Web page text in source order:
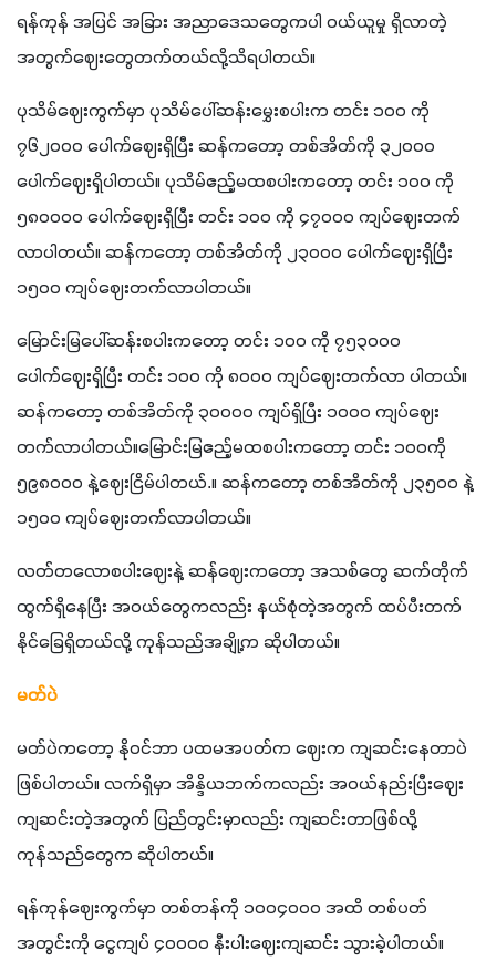
ရန်ကုန် အပြင် အခြား အညာဒေသတွေကပါ ဝယ်ယူမှု ရှိလာတဲ့
အတွက်ဈေးတွေတက်တယ်လို့သိရပါတယ်။
ပုသိမ်ဈေးကွက်မှာ ပုသိမ်ပေါ်ဆန်းမွှေးစပါးက တင်း ၁၀၀ ကို
၇၆၂၀၀၀ ပေါက်ဈေးရှိပြီး ဆန်ကတော့ တစ်အိတ်ကို ၃၂၀၀၀
ပေါက်ဈေးရှိပါတယ်။ ပုသိမ်ဧည့်မထစပါးကတော့ တင်း ၁၀၀ ကို
၅၈၀၀၀၀ ပေါက်ဈေးရှိပြီး တင်း ၁၀၀ ကို ၄၇၀၀၀ ကျပ်ဈေးတက်
လာပါတယ်။ ဆန်ကတော့ တစ်အိတ်ကို ၂၃၀၀၀ ပေါက်ဈေးရှိပြီး
၁၅၀၀ ကျပ်ဈေးတက်လာပါတယ်။
မြောင်းမြပေါ်ဆန်းစပါးကတော့ တင်း ၁၀၀ ကို ၇၅၃၀၀၀
ပေါက်ဈေးရှိပြီး တင်း ၁၀၀ ကို ၈၀၀၀ ကျပ်ဈေးတက်လာ ပါတယ်။
ဆန်ကတော့ တစ်အိတ်ကို ၃၀၀၀၀ ကျပ်ရှိပြီး ၁၀၀၀ ကျပ်ဈေး
တက်လာပါတယ်။မြောင်းမြဧည့်မထစပါးကတော့ တင်း ၁၀၀ကို
၅၉၈၀၀၀ နဲ့ဈေးငြိမ်ပါတယ်.။ ဆန်ကတော့ တစ်အိတ်ကို ၂၃၅၀၀ နဲ့
၁၅၀၀ ကျပ်ဈေးတက်လာပါတယ်။
လတ်တလောစပါးဈေးနဲ့ ဆန်ဈေးကတော့ အသစ်တွေ ဆက်တိုက်
ထွက်ရှိနေပြီး အဝယ်တွေကလည်း နယ်စုံတဲ့အတွက် ထပ်ပီးတက်
နိုင်ခြေရှိတယ်လို့ ကုန်သည်အချို့က ဆိုပါတယ်။
မတ်ပဲ
မတ်ပဲကတော့ နိုဝင်ဘာ ပထမအပတ်က ဈေးက ကျဆင်းနေတာပဲ
ဖြစ်ပါတယ်။ လက်ရှိမှာ အိန္ဒိယဘက်ကလည်း အဝယ်နည်းပြီးဈေး
ကျဆင်းတဲ့အတွက် ပြည်တွင်းမှာလည်း ကျဆင်းတာဖြစ်လို့
ကုန်သည်တွေက ဆိုပါတယ်။
ရန်ကုန်ဈေးကွက်မှာ တစ်တန်ကို ၁၀၀၄၀၀၀ အထိ တစ်ပတ်
အတွင်းကို ငွေကျပ် ၄၀၀၀၀ နီးပါးဈေးကျဆင်း သွားခဲ့ပါတယ်။